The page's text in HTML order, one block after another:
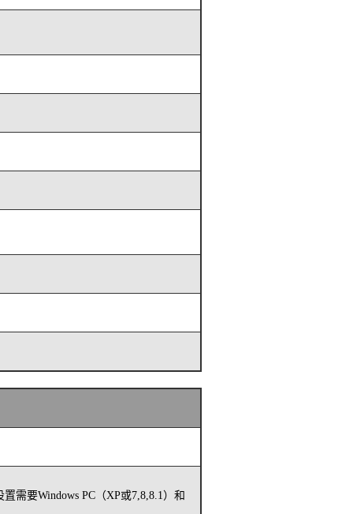
需要Windows PC（XP或7,8,8.1）和